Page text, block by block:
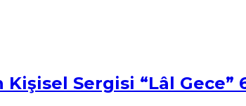
Sergisi “Lâl Gece”